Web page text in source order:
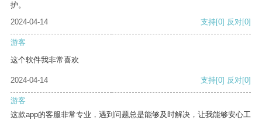
护。
2024-04-14
支持[0] 反对[0]
游客
这个软件我非常喜欢
2024-04-14 支持[0] 反对[0]
游客
这款app的客服非常专业，遇到问题总是能够及时解决，让我能够安心工